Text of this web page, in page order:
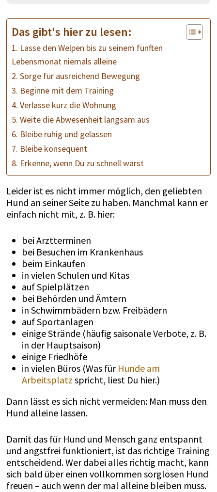
Das gibt's hier zu lesen:
1. Lasse den Welpen bis zu seinem fünften
Lebensmonat niemals alleine
2. Sorge für ausreichend Bewegung
3. Beginne mit dem Training
4. Verlasse kurz die Wohnung
5. Weite die Abwesenheit langsam aus
6. Bleibe ruhig und gelassen
7. Bleibe konsequent
8. Erkenne, wenn Du zu schnell warst
Leider ist es nicht immer möglich, den geliebten
Hund an seiner Seite zu haben. Manchmal kann er
einfach nicht mit, z. B. hier:
bei Arztterminen
bei Besuchen im Krankenhaus
beim Einkaufen
in vielen Schulen und Kitas
auf Spielplätzen
bei Behörden und Ämtern
in Schwimmbädern bzw. Freibädern
auf Sportanlagen
einige Strände (häufig saisonale Verbote, z. B.
in der Hauptsaison)
einige Friedhöfe
in vielen Büros (Was für Hunde am
Arbeitsplatz spricht, liest Du hier.)
Dann lässt es sich nicht vermeiden: Man muss den
Hund alleine lassen.
Damit das für Hund und Mensch ganz entspannt
und angstfrei funktioniert, ist das richtige Training
entscheidend. Wer dabei alles richtig macht, kann
sich bald über einen vollkommen sorglosen Hund
freuen – auch wenn der mal alleine bleiben muss.